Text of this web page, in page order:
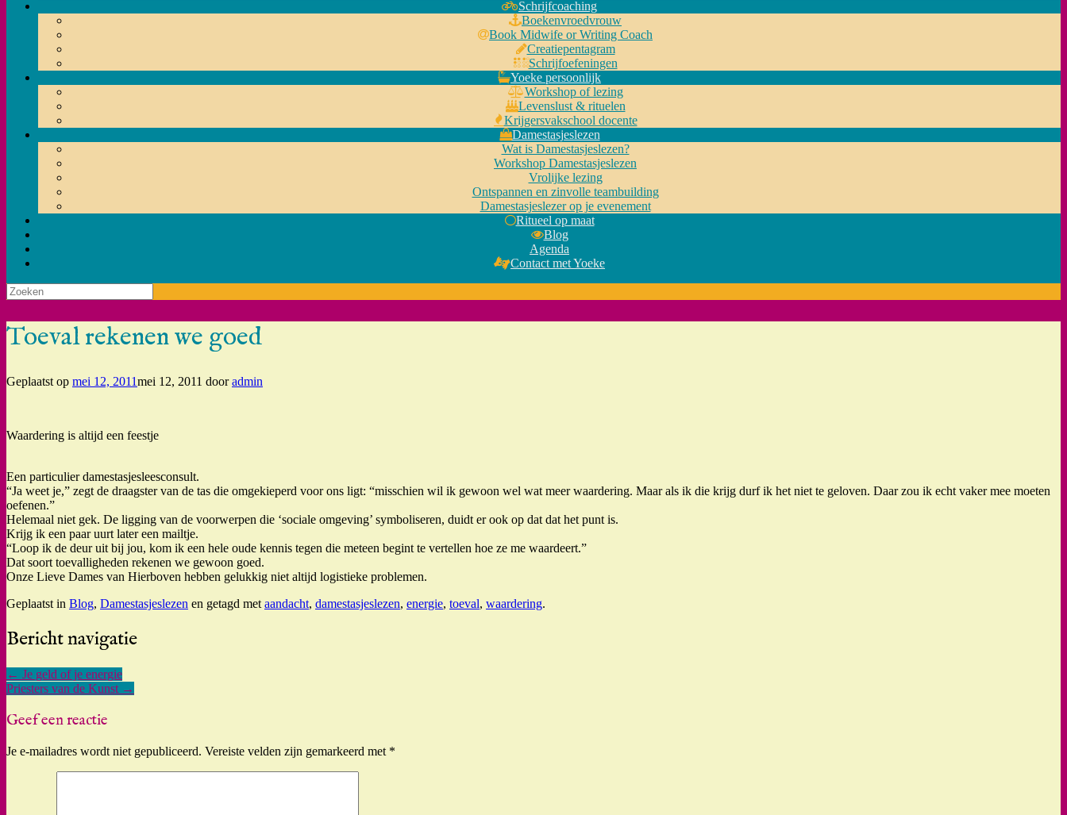
Schrijfcoaching
Boekenvroedvrouw
Book Midwife or Writing Coach
Creatiepentagram
Schrijfoefeningen
Yoeke persoonlijk
Workshop of lezing
Levenslust & rituelen
Krijgersvakschool docente
Damestasjeslezen
Wat is Damestasjeslezen?
Workshop Damestasjeslezen
Vrolijke lezing
Ontspannen en zinvolle teambuilding
Damestasjeslezer op je evenement
Ritueel op maat
Blog
Agenda
Contact met Yoeke
Zoeken
naar:
Toeval rekenen we goed
Geplaatst op mei 12, 2011mei 12, 2011 dooradmin
Waardering is altijd een feestje
Een particulier damestasjesleesconsult.
“Ja weet je,” zegt de draagster van de tas die omgekieperd voor ons ligt: “misschien wil ik gewoon wel wat meer waardering. Maar als ik die krijg durf ik het niet te geloven. Daar zou ik echt vaker mee moeten
oefenen.”
Helemaal niet gek. De ligging van de voorwerpen die ‘sociale omgeving’ symboliseren, duidt er ook op dat dat het punt is.
Krijg ik een paar uurt later een mailtje.
“Loop ik de deur uit bij jou, kom ik een hele oude kennis tegen die meteen begint te vertellen hoe ze me waardeert.”
Dat soort toevalligheden rekenen we gewoon goed.
Onze Lieve Dames van Hierboven hebben gelukkig niet altijd logistieke problemen.
Geplaatst in Blog, Damestasjeslezen en getagd met aandacht, damestasjeslezen, energie, toeval, waardering.
Bericht navigatie
← Je geld of je energie
Priesters van de Kunst →
Geef een reactie
Je e-mailadres wordt niet gepubliceerd. Vereiste velden zijn gemarkeerd met *